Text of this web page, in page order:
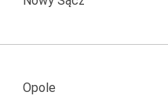
Opole